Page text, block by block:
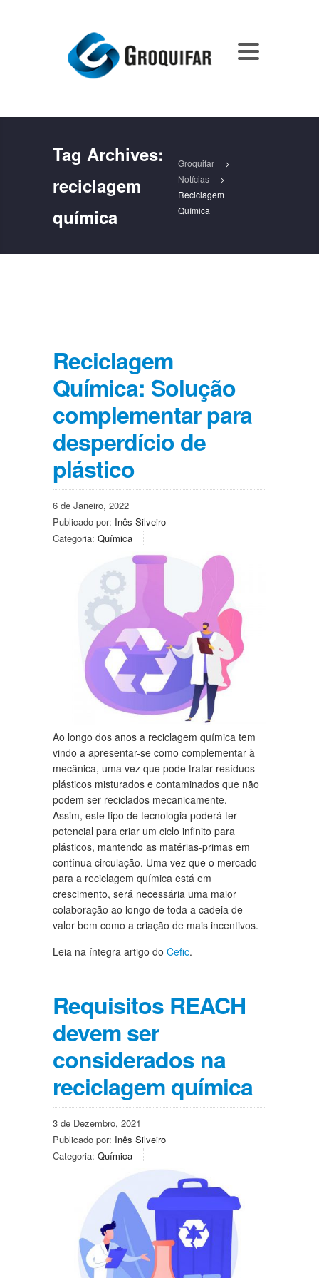
Tag Archives:
reciclagem
química
Groquifar
>
Notícias
>
Reciclagem
Química
Reciclagem
Química: Solução
complementar para
desperdício de
plástico
6 de Janeiro, 2022
Publicado por: Inês Silveiro
Categoria: Química
Ao longo dos anos a reciclagem química tem
vindo a apresentar-se como complementar à
mecânica, uma vez que pode tratar resíduos
plásticos misturados e contaminados que não
podem ser reciclados mecanicamente.
Assim, este tipo de tecnologia poderá ter
potencial para criar um ciclo infinito para
plásticos, mantendo as matérias-primas em
contínua circulação. Uma vez que o mercado
para a reciclagem química está em
crescimento, será necessária uma maior
colaboração ao longo de toda a cadeia de
valor bem como a criação de mais incentivos.
Leia na íntegra artigo do Cefic.
Requisitos REACH
devem ser
considerados na
reciclagem química
3 de Dezembro, 2021
Publicado por: Inês Silveiro
Categoria: Química